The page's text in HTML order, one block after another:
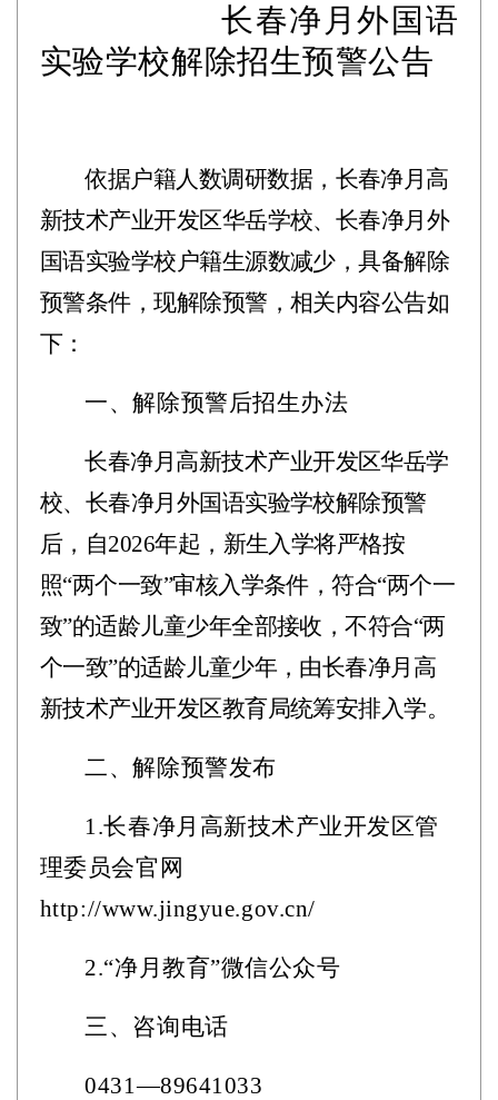
长春净月外国语
实验学校解除招生预警公告
依据户籍人数调研数据，长春净月高
新技术产业开发区华岳学校、长春净月外
国语实验学校户籍生源数减少，具备解除
预警条件，现解除预警，相关内容公告如
下：
一、解除预警后招生办法
长春净月高新技术产业开发区华岳学
校、长春净月外国语实验学校解除预警
后，自2026年起，新生入学将严格按
照“两个一致”审核入学条件，符合“两个一
致”的适龄儿童少年全部接收，不符合“两
个一致”的适龄儿童少年，由长春净月高
新技术产业开发区教育局统筹安排入学。
二、解除预警发布
1.长春净月高新技术产业开发区管
理委员会官网
http://www.jingyue.gov.cn/
2.“净月教育”微信公众号
三、咨询电话
0431—89641033